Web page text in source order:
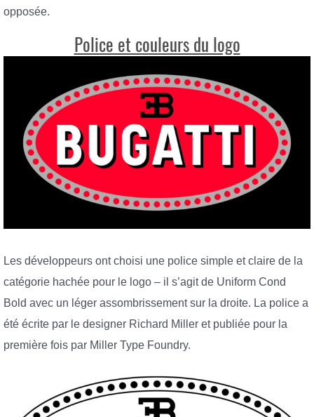
opposée.
Police et couleurs du logo
Les développeurs ont choisi une police simple et claire de la
catégorie hachée pour le logo – il s’agit de Uniform Cond
Bold avec un léger assombrissement sur la droite. La police a
été écrite par le designer Richard Miller et publiée pour la
première fois par Miller Type Foundry.